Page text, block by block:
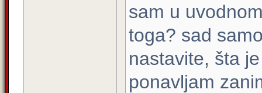
sam u
toga? sad
nastavite, šta
ponavljam